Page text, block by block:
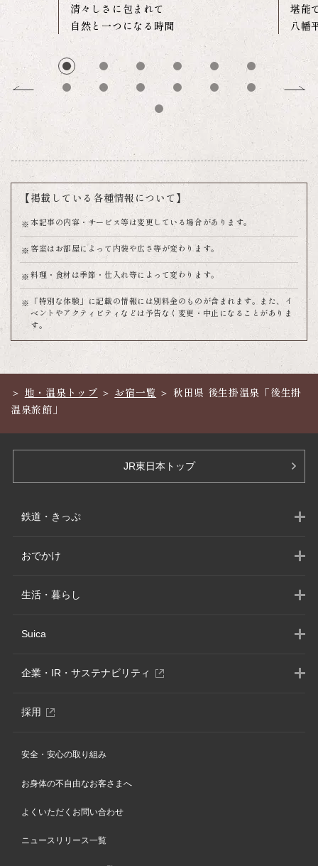
清々しさに包まれて
自然と一つになる時間
堪能
八幡
【掲載している各種情報について】
本記事の内容・サービス等は変更している場合があります。
客室はお部屋によって内装や広さ等が変わります。
料理・食材は季節・仕入れ等によって変わります。
「特別な体験」に記載の情報には別料金のものが含まれます。また、イ
ベントやアクティビティなどは予告なく変更・中止になることがありま
す。
地・温泉トップ お宿一覧
秋田県 後生掛温泉「後生掛
温泉旅館」
JR東日本トップ
鉄道・きっぷ
おでかけ
生活・暮らし
Suica
企業・IR・サステナビリティ
別
採用 別
ン
ウ
開
ま
安全・安心の取り組み
お身体の不自由なお客さまへ
よくいただくお問い合わせ
ニュースリリース一覧